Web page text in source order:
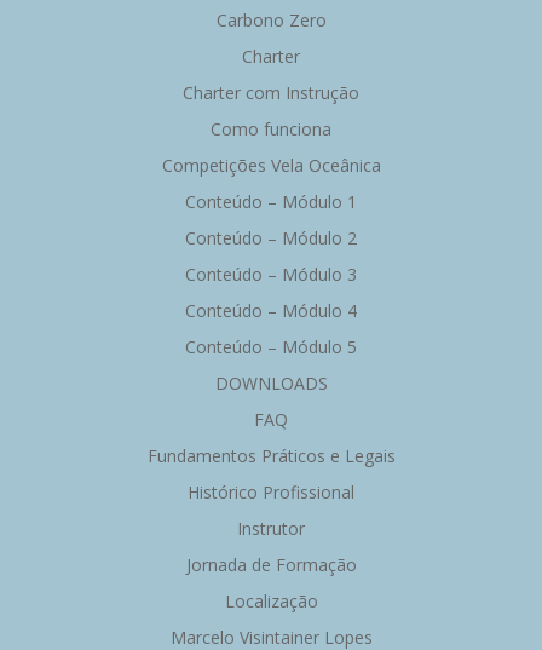
Carbono Zero
Charter
Charter com Instrução
Como funciona
Competições Vela Oceânica
Conteúdo – Módulo 1
Conteúdo – Módulo 2
Conteúdo – Módulo 3
Conteúdo – Módulo 4
Conteúdo – Módulo 5
DOWNLOADS
FAQ
Fundamentos Práticos e Legais
Histórico Profissional
Instrutor
Jornada de Formação
Localização
Marcelo Visintainer Lopes